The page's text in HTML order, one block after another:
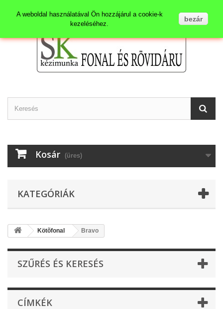
Kosár (üres)
KATEGÓRIÁK
Kötõfonal Bravo
SZŰRÉS ÉS KERESÉS
CÍMKÉK
A weboldal használatával Ön hozzájárul a cookie-k
kezeléséhez.
bezár